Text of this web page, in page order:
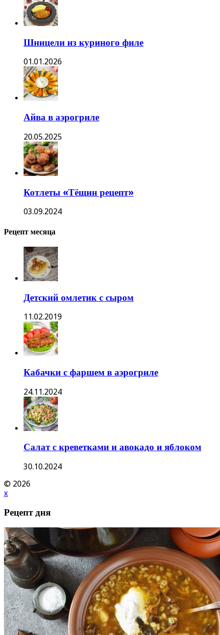
Шницели из куриного филе
01.01.2026
Айва в аэрогриле
20.05.2025
Котлеты «Тёщин рецепт»
03.09.2024
Рецепт месяца
Детский омлетик с сыром
11.02.2019
Кабачки с фаршем в аэрогриле
24.11.2024
Салат с креветками и авокадо и яблоком
30.10.2024
© 2026
x
Рецепт дня